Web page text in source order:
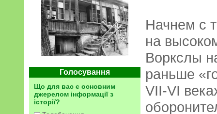
Голосування
Що для вас є основним
джерелом інформації з
історії?
Начнем с
на
Воркслы
раньше
VII-VI